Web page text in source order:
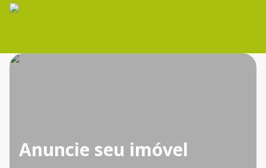
Anuncie seu imóvel